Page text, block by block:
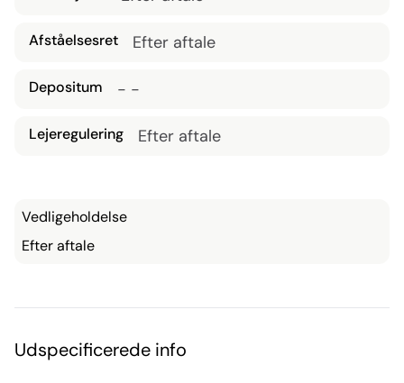
Afståelsesret Efter aftale
Depositum - -
Lejeregulering Efter aftale
Vedligeholdelse
Efter aftale
Udspecificerede info